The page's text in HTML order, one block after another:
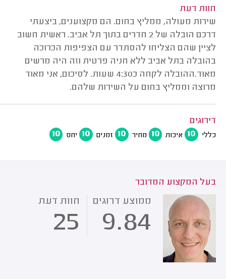
חוות דעת
שירות מעולה, ממליץ בחום. הם מקצוענים, ביצעתי
דרכם הובלה של 2 חדרים בתוך תל אביב. ראשית חשוב
לציין שהם הצליחו להסתדר עם הצפיפות הכרוכה
בהובלה בתל אביב ללא חניה פרטית וזה היה מרשים
מאוד.ההובלה לקחה כ4:30 שעות. לסיכום, אני מאוד
מרוצה וממליץ בחום על השירות שלהם.
דירוגים
כללי 10 איכות 10 מחיר 10 זמנים 10 יחס 10
בעל המקצוע המדובר
ממוצע דרוגים
9.84
חוות דעת
25